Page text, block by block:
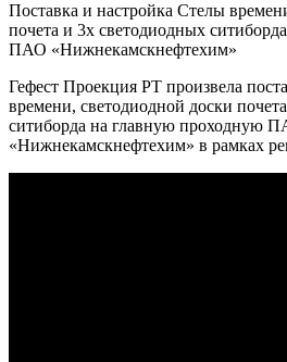
Поставка и настройка Стелы
почета и 3х светодиодных
ПАО «Нижнекамскнефтехим»
Гефест Проекция РТ произвела
времени, светодиодной доски
ситиборда на главную проходную
«Нижнекамскнефтехим» в рамках